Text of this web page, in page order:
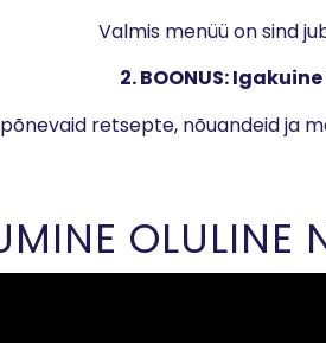
Valmis menüü on sind
2. BOONUS:
põnevaid retsepte, nõuandeid ja
OLULINE